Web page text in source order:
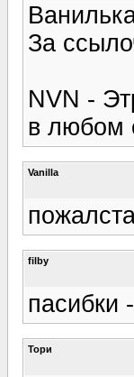
За
NVN -
в любом
Vanilla
filby
пасибки
Тори